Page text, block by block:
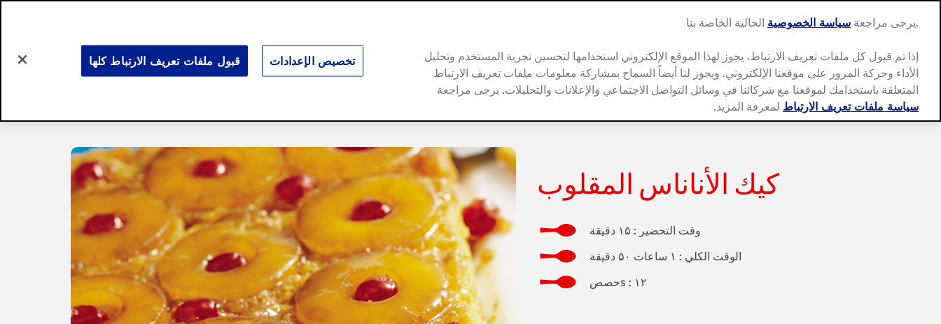
Skip
content
for:
Search
وصفات منتجاتنا دليلنا العملي
كيك الأناناس المقلوب
وقت التحضير : ۱۵ دقيقة
الوقت الكلي : ۱ ساعات ۵۰ دقيقة
حصصs : ۱۲
.يرجى مراجعة سياسة الخصوصية الحالية الخاصة بنا
إذا تم قبول كل ملفات تعريف الارتباط، يجوز لهذا الموقع الإلكتروني استخدامها لتحسين تجربة المستخدم وتحليل
الأداء وحركة المرور على موقعنا الإلكتروني. ويجوز لنا أيضاً السماح بمشاركة معلومات ملفات تعريف الارتباط
المتعلقة باستخدامك لموقعنا مع شركائنا في وسائل التواصل الاجتماعي والإعلانات والتحليلات. يرجى مراجعة
سياسة ملفات تعريف الارتباط لمعرفة المزيد.
تخصيص الإعدادات قبول ملفات تعريف الارتباط كلها